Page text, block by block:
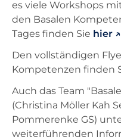
es viele Workshops
den Basalen
Tages finden Sie hier
Den vollständigen
Kompetenzen finden
Auch das Team
(Christina Möller Kah
Pommerenke GS)
weiterführenden